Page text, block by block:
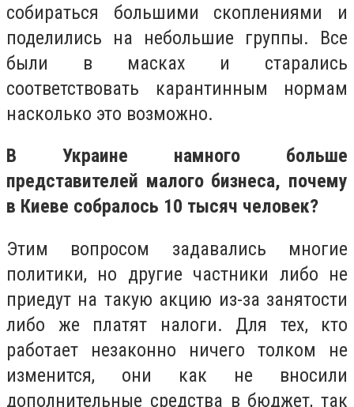
собираться большими скоплениями и
поделились на небольшие группы. Все
были в масках и старались
соответствовать карантинным нормам
насколько это возможно.
В Украине намного больше
представителей малого бизнеса, почему
в Киеве собралось 10 тысяч человек?
Этим вопросом задавались многие
политики, но другие частники либо не
приедут на такую акцию из-за занятости
либо же платят налоги. Для тех, кто
работает незаконно ничего толком не
изменится, они как не вносили
дополнительные средства в бюджет, так